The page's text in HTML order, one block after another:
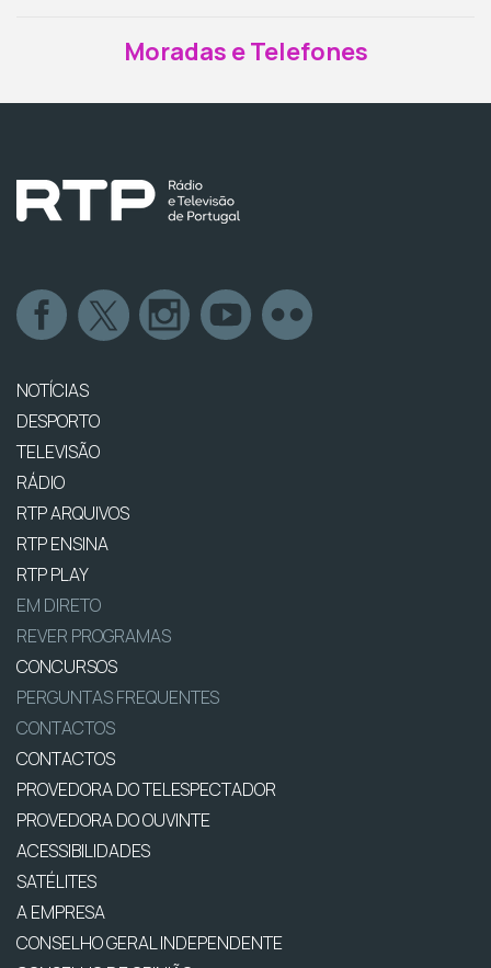
Moradas e Telefones
NOTÍCIAS
DESPORTO
TELEVISÃO
RÁDIO
RTP ARQUIVOS
RTP ENSINA
RTP PLAY
EM DIRETO
REVER PROGRAMAS
CONCURSOS
PERGUNTAS FREQUENTES
CONTACTOS
CONTACTOS
PROVEDORA DO TELESPECTADOR
PROVEDORA DO OUVINTE
ACESSIBILIDADES
SATÉLITES
A EMPRESA
CONSELHO GERAL INDEPENDENTE